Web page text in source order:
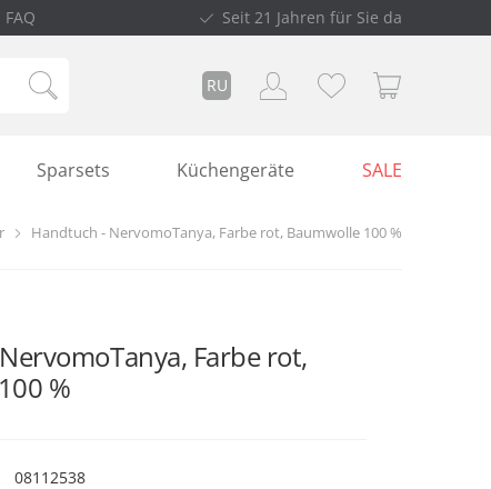
FAQ Seit 21 Jahren für Sie da
RU
Sparsets Küchengeräte SALE
Handtuch - NervomoTanya, Farbe rot, Baumwolle 100 %
Farbe rot,
%
08112538